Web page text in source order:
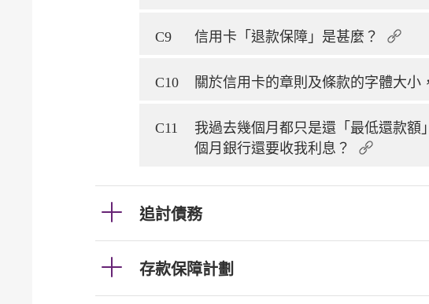
C9 信用卡「退款保障」是甚麼？
C10 關於信用卡的章則及條款的字體大小
C11
我過去幾個月都只是還「最低還款
個月銀行還要收我利息？
追討債務
存款保障計劃